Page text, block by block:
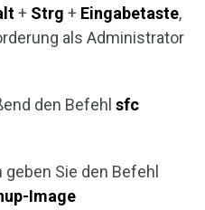
+ Strg + Eingabetaste,
als Administrator
den Befehl sfc
Sie den Befehl
Image